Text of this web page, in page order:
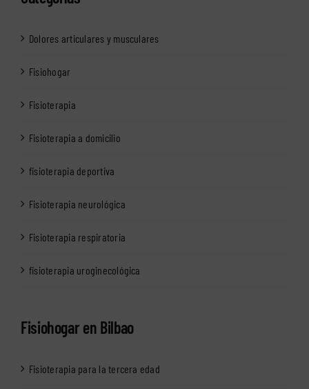
Dolores articulares y musculares
Fisiohogar
Fisioterapia
Fisioterapia a domicilio
fisioterapia deportiva
Fisioterapia neurológica
Fisioterapia respiratoria
fisioterapia uroginecológica
Fisiohogar en Bilbao
Fisioterapia para la tercera edad